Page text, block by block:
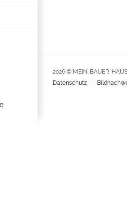
2026 © MEIN-BAUER-HAUS
Datenschutz